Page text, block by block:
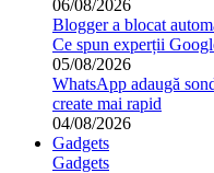
06/08/2026
Blogger a blocat
Ce spun experții
05/08/2026
WhatsApp adaugă
create mai rapid
04/08/2026
Gadgets
Gadgets